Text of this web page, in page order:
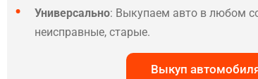
Универсально: Выкупаем авто в любом
неисправные, старые.
Выкуп